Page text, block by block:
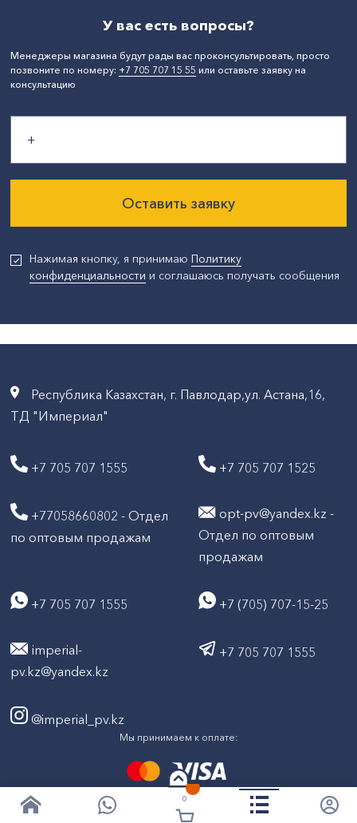
0
У вас есть вопросы?
Менеджеры магазина будут рады вас проконсультировать, просто
позвоните по номеру: +7 705 707 15 55 или оставьте заявку на
консультацию
Оставить заявку
Нажимая кнопку, я принимаю Политику
конфиденциальности и соглашаюсь получать сообщения
Республика Казахстан, г. Павлодар,ул. Астана,16,
ТД "Империал"
+7 705 707 1555 +7 705 707 1525
+77058660802 - Отдел
по оптовым продажам
opt-pv@yandex.kz -
Отдел по оптовым
продажам
+7 705 707 1555 +7 (705) 707-15-25
imperial-
pv.kz@yandex.kz
+7 705 707 1555
@imperial_pv.kz
Мы принимаем к оплате:
Все права защищены © ТД "Империал" 2020- 2026